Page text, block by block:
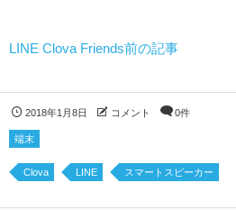
LINE Clova Friends前の記事
2018年1月8日 コメント 0件
端末
Clova LINE スマートスピーカー